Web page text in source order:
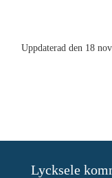
Uppdaterad den 18
Lycksele